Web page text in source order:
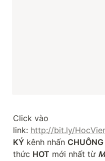
Click vào
link: http://bit.ly/
KÝ kênh nhấn CHUÔNG
thức HOT mới nhất từ